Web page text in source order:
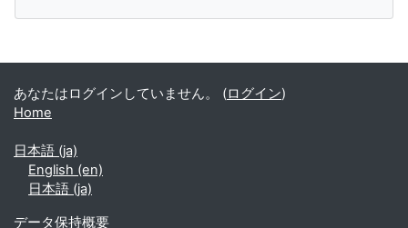
補助ブロック
あなたはログインしていません。 (ログイン)
Home
日本語 ‎(ja)‎
English ‎(en)‎
日本語 ‎(ja)‎
データ保持概要